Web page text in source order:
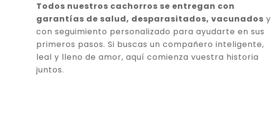
Todos nuestros cachorros se entregan con
garantías de salud, desparasitados, vacunados y
con seguimiento personalizado para ayudarte en sus
primeros pasos. Si buscas un compañero inteligente,
leal y lleno de amor, aquí comienza vuestra historia
juntos.